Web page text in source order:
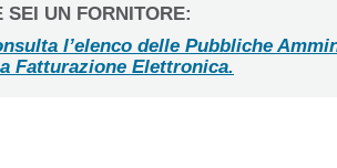
SEI UN FORNITORE:
l’elenco delle Pubbliche
Fatturazione Elettronica.